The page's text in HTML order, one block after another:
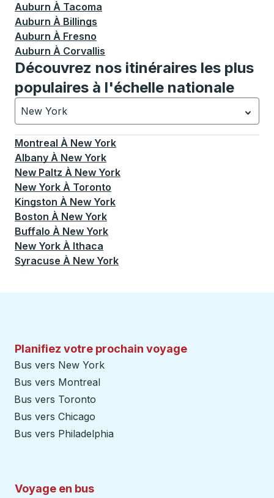
Auburn À Tacoma
Auburn À Billings
Auburn À Fresno
Auburn À Corvallis
Découvrez nos itinéraires les plus
populaires à l'échelle nationale
New York
Actuellement sélectionné: New York.La sélection est
Montreal À New York
Albany À New York
New Paltz À New York
New York À Toronto
Kingston À New York
Boston À New York
Buffalo À New York
New York À Ithaca
Syracuse À New York
Planifiez votre prochain voyage
Bus vers New York
Bus vers Montreal
Bus vers Toronto
Bus vers Chicago
Bus vers Philadelphia
Voyage en bus